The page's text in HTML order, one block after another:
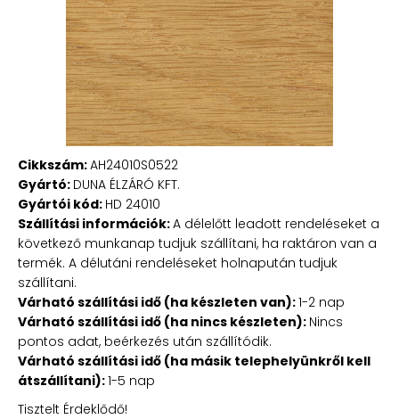
Cikkszám:AH24010S0522
Gyártó: DUNA ÉLZÁRÓ KFT.
Gyártói kód: HD 24010
Szállítási információk:A délelőtt leadott rendeléseket a
következő munkanap tudjuk szállítani, ha raktáron van a
termék. A délutáni rendeléseket holnapután tudjuk
szállítani.
Várható szállítási idő (ha készleten van):1-2 nap
Várható szállítási idő (ha nincs készleten): Nincs
pontos adat, beérkezés után szállítódik.
Várható szállítási idő (ha másik telephelyünkről kell
átszállítani):1-5 nap
Tisztelt Érdeklődő!